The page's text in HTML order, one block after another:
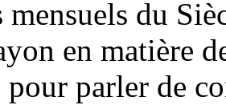
mensuels du
en matière
pour parler de